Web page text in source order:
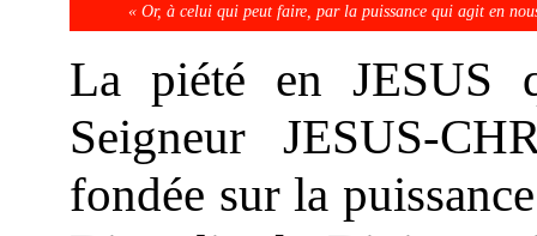
« Or, à celui qui peut faire, par la puissance qui agit en
La piété en JESUS
Seigneur JESUS-
fondée sur la